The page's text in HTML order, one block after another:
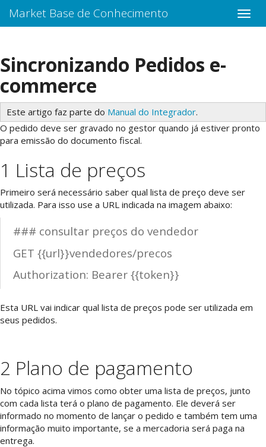
Market Base de Conhecimento
Sincronizando Pedidos e-
commerce
Este artigo faz parte do Manual do Integrador.
O pedido deve ser gravado no gestor quando já estiver pronto
para emissão do documento fiscal.
1 Lista de preços
Primeiro será necessário saber qual lista de preço deve ser
utilizada. Para isso use a URL indicada na imagem abaixo:
### consultar preços do vendedor
GET {{url}}vendedores/precos
Authorization: Bearer {{token}}
Esta URL vai indicar qual lista de preços pode ser utilizada em
seus pedidos.
2 Plano de pagamento
No tópico acima vimos como obter uma lista de preços, junto
com cada lista terá o plano de pagamento. Ele deverá ser
informado no momento de lançar o pedido e também tem uma
informação muito importante, se a mercadoria será paga na
entrega.